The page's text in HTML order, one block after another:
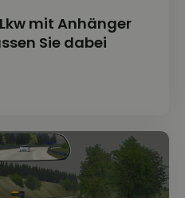
mit Anhänger
Sie dabei